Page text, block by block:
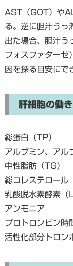
AST（GOT）や
る。逆に胆汁うっ
出た場合、胆汁う
フォスファターゼ
因を探る目安にで
肝細胞の働
総蛋白（TP）
アルブミン、アル
中性脂肪（TG）
総コレステロール
乳酸脱水素酵素（
アンモニア
プロトロンビン時
活性化部分トロン